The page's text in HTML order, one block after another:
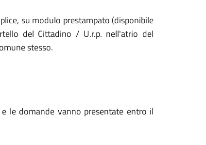
su modulo prestampato (disponibile
del Cittadino / U.r.p. nell'atrio del
stesso.
le domande vanno presentate entro il